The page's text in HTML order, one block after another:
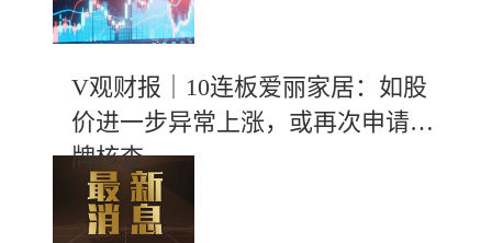
V观财报｜10连板爱丽家居：如股
价进一步异常上涨，或再次申请停
牌核查